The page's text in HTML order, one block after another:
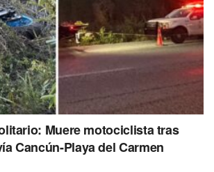
recordaron que la actitudde
un siniestroes determinante; en esta
del“combista”solo logró agravar
administrativa ante el sindicato.
Muere motociclista tras
Cancún-Playa del Carmen